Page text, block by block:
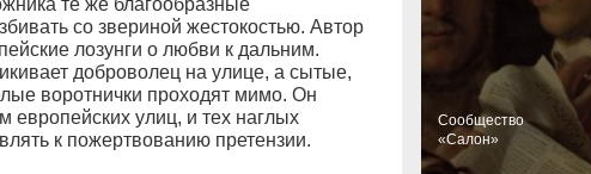
со звериной жестокостью. Автор
лозунги о любви к дальним.
доброволец на улице, а сытые,
воротнички проходят мимо. Он
европейских улиц, и тех наглых
к пожертвованию претензии.
Cообщество
«Салон»